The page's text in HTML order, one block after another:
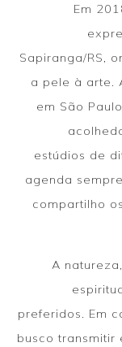
Em
Sapiranga/RS,
a pele à arte.
em São
estúdios de
agenda
compartilho
A
preferidos. Em
busco transmitir